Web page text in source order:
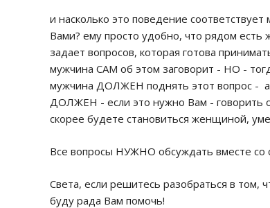
и насколько это поведение
Вами? ему просто удобно, что рядом
задает вопросов, которая готова
мужчина САМ об этом заговорит - НО -
мужчина ДОЛЖЕН поднять этот вопрос -
ДОЛЖЕН - если это нужно Вам - говорить
скорее будете становиться женщиной,
Все вопросы НУЖНО обсуждать вместе со
Света, если решитесь разобраться в том,
буду рада Вам помочь!